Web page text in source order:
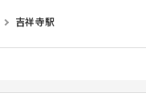
吉祥寺駅